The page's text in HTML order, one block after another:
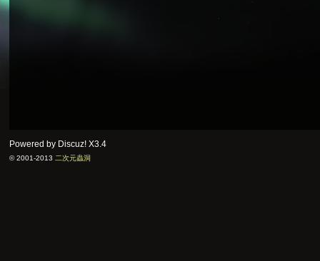
元
Powered by Discuz!X3.4
© 2001-2013 二次元蟲洞